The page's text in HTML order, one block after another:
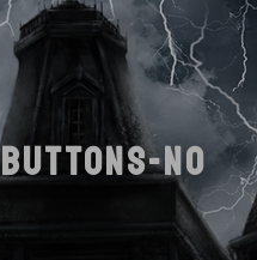
BUTTONS-NO